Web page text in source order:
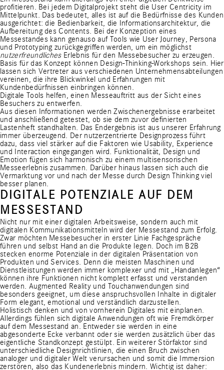
profitieren. Bei jedem Digitalprojekt steht die User Centricity im
Mittelpunkt. Das bedeutet, alles ist auf die Bedürfnisse des Kunden
ausgerichtet: die Bedienbarkeit, die Informationsarchitektur, die
Aufbereitung des Contents. Bei der Konzeption eines
Messestandes kann genauso auf Tools wie User Journey, Persona
und Prototyping zurückgegriffen werden, um ein möglichst
nutzerfreundlichesErlebnis für den Messebesucher zu erzeugen.
Basis für das Konzept können Design-Thinking-Workshops sein. Hier
lassen sich Vertreter aus verschiedenen Unternehmensabteilungen
vereinen, die ihre Blickwinkel und Erfahrungen mit
Kundenbedürfnissen einbringen können.
Digitale Tools helfen, einen Messeauftritt aus der Sicht eines
Besuchers zu entwerfen.
Aus diesen Informationen werden Zwischenergebnisse erarbeitet
und anschließend getestet, ob sie dem zuvor definierten
Lastenheft standhalten. Das Endergebnis ist aus unserer Erfahrung
immer überzeugend. Der nutzerzentrierte Designprozess führt
dazu, dass viel stärker auf die Faktoren wie Usability, Experience
und Interaction eingegangen wird. Funktionalität, Design und
Emotion fügen sich harmonisch zu einem multisensorischen
Messeerlebnis zusammen. Darüber hinaus lassen sich auch die
Vermarktung vor und nach der Messe durch Design Thinking viel
besser planen.
DIGITALE POTENZIALE AUF DEM
MESSESTAND
Nicht nur mit einer digitalen Arbeitsweise, sondern auch mit
digitalen Kommunikationsmitteln wird der Messestand zum Erfolg.
Zwar möchten Messebesucher in erster Linie Fachgespräche
führen und selbst Hand an die Produkte legen. Doch im B2B
stecken enorme Potenziale in der digitalen Präsentation von
Produkten und Services. Denn die meisten Maschinen und
Dienstleistungen werden immer komplexer und mit „Handanlegen“
können ihre Funktionen nicht komplett erfasst und verstanden
werden. Augmented Reality und Touchanwendungen sind
besonders geeignet, um diese anspruchsvollen Inhalte in digitaler
Form elegant, emotional und verständlich darzustellen.
Holistisch denken und von vornherein Digitales mit einplanen.
Allerdings fühlen sich digitale Anwendungen oft wie Fremdkörper
auf dem Messestand an. Entweder sie werden in eine
abgesonderte Ecke verbannt oder sie werden zusätzlich über das
eigentliche Standkonzept gestülpt. Ein weiterer Störfaktor sind
unterschiedliche Designrichtlinien, die einen Bruch zwischen
analoger und digitaler Welt verursachen und somit die Immersion
zerstören, also das Kundenerlebnis mindern. Wichtig ist daher: